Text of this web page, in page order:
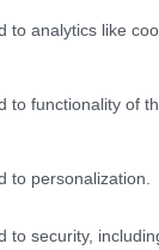
to analytics like
to functionality of
to personalization.
to security,
σχεδόν
με
αυτούς που